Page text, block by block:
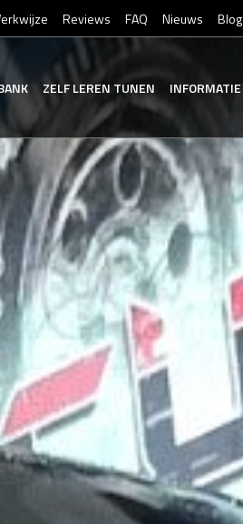
Reviews FAQ Nieuws Blog
ZELFLEREN TUNEN INFORMATIE